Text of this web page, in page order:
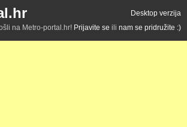
Desktop verzija
na Metro-portal.hr! Prijavite se ili nam se pridružite :)